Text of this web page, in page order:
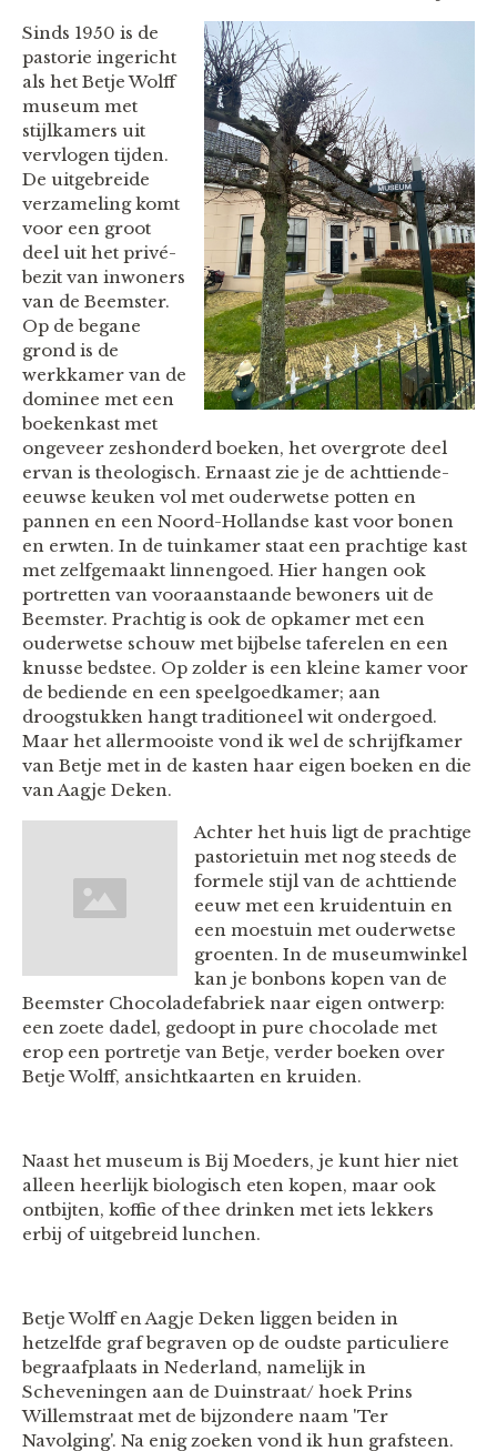
Sinds 1950 is de
pastorie ingericht
als het Betje Wolff
museum met
stijlkamers uit
vervlogen tijden.
De uitgebreide
verzameling komt
voor een groot
deel uit het privé-
bezit van inwoners
van de Beemster.
Op de begane
grond is de
werkkamer van de
dominee met een
boekenkast met
ongeveer zeshonderd boeken, het overgrote deel
ervan is theologisch. Ernaast zie je de achttiende-
eeuwse keuken vol met ouderwetse potten en
pannen en een Noord-Hollandse kast voor bonen
en erwten. In de tuinkamer staat een prachtige kast
met zelfgemaakt linnengoed. Hier hangen ook
portretten van vooraanstaande bewoners uit de
Beemster. Prachtig is ook de opkamer met een
ouderwetse schouw met bijbelse taferelen en een
knusse bedstee. Op zolder is een kleine kamer voor
de bediende en een speelgoedkamer; aan
droogstukken hangt traditioneel wit ondergoed.
Maar het allermooiste vond ik wel de schrijfkamer
van Betje met in de kasten haar eigen boeken en die
van Aagje Deken.
Achter het huis ligt de prachtige
pastorietuin met nog steeds de
formele stijl van de achttiende
eeuw met een kruidentuin en
een moestuin met ouderwetse
groenten. In de museumwinkel
kan je bonbons kopen van de
Beemster Chocoladefabriek naar eigen ontwerp:
een zoete dadel, gedoopt in pure chocolade met
erop een portretje van Betje, verder boeken over
Betje Wolff, ansichtkaarten en kruiden.
Naast het museum is Bij Moeders, je kunt hier niet
alleen heerlijk biologisch eten kopen, maar ook
ontbijten, koffie of thee drinken met iets lekkers
erbij of uitgebreid lunchen.
Betje Wolff en Aagje Deken liggen beiden in
hetzelfde graf begraven op de oudste particuliere
begraafplaats in Nederland, namelijk in
Scheveningen aan de Duinstraat/ hoek Prins
Willemstraat met de bijzondere naam 'Ter
Navolging'. Na enig zoeken vond ik hun grafsteen.